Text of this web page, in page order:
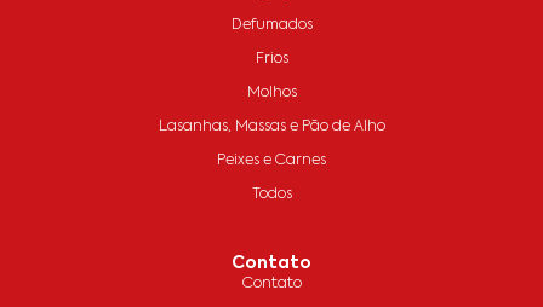
Defumados
Frios
Molhos
Lasanhas, Massas e Pão de Alho
Peixes e Carnes
Todos
Contato
Contato